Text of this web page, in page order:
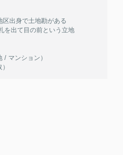
区出身で土地勘がある
を出て目の前という立地
/ マンション）